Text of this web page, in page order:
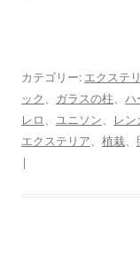
カテゴリー: エクステ
ック、 ガラスの柱、 ハ
レロ、 ユニソン、 レン
エクステリア、 植栽、
|